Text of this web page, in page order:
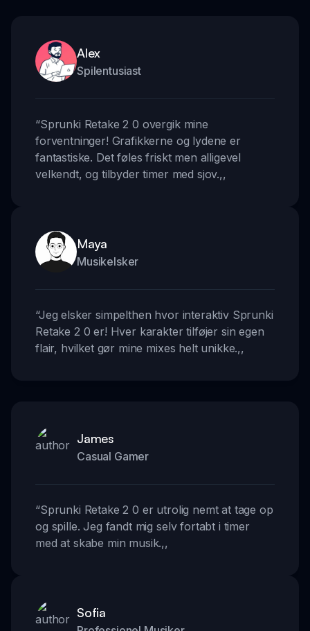
Alex
Spilentusiast
“Sprunki Retake 2 0 overgik mine
forventninger! Grafikkerne og lydene er
fantastiske. Det føles friskt men alligevel
velkendt, og tilbyder timer med sjov.,,
Maya
Musikelsker
“Jeg elsker simpelthen hvor interaktiv Sprunki
Retake 2 0 er! Hver karakter tilføjer sin egen
flair, hvilket gør mine mixes helt unikke.,,
James
Casual Gamer
“Sprunki Retake 2 0 er utrolig nemt at tage op
og spille. Jeg fandt mig selv fortabt i timer
med at skabe min musik.,,
Sofia